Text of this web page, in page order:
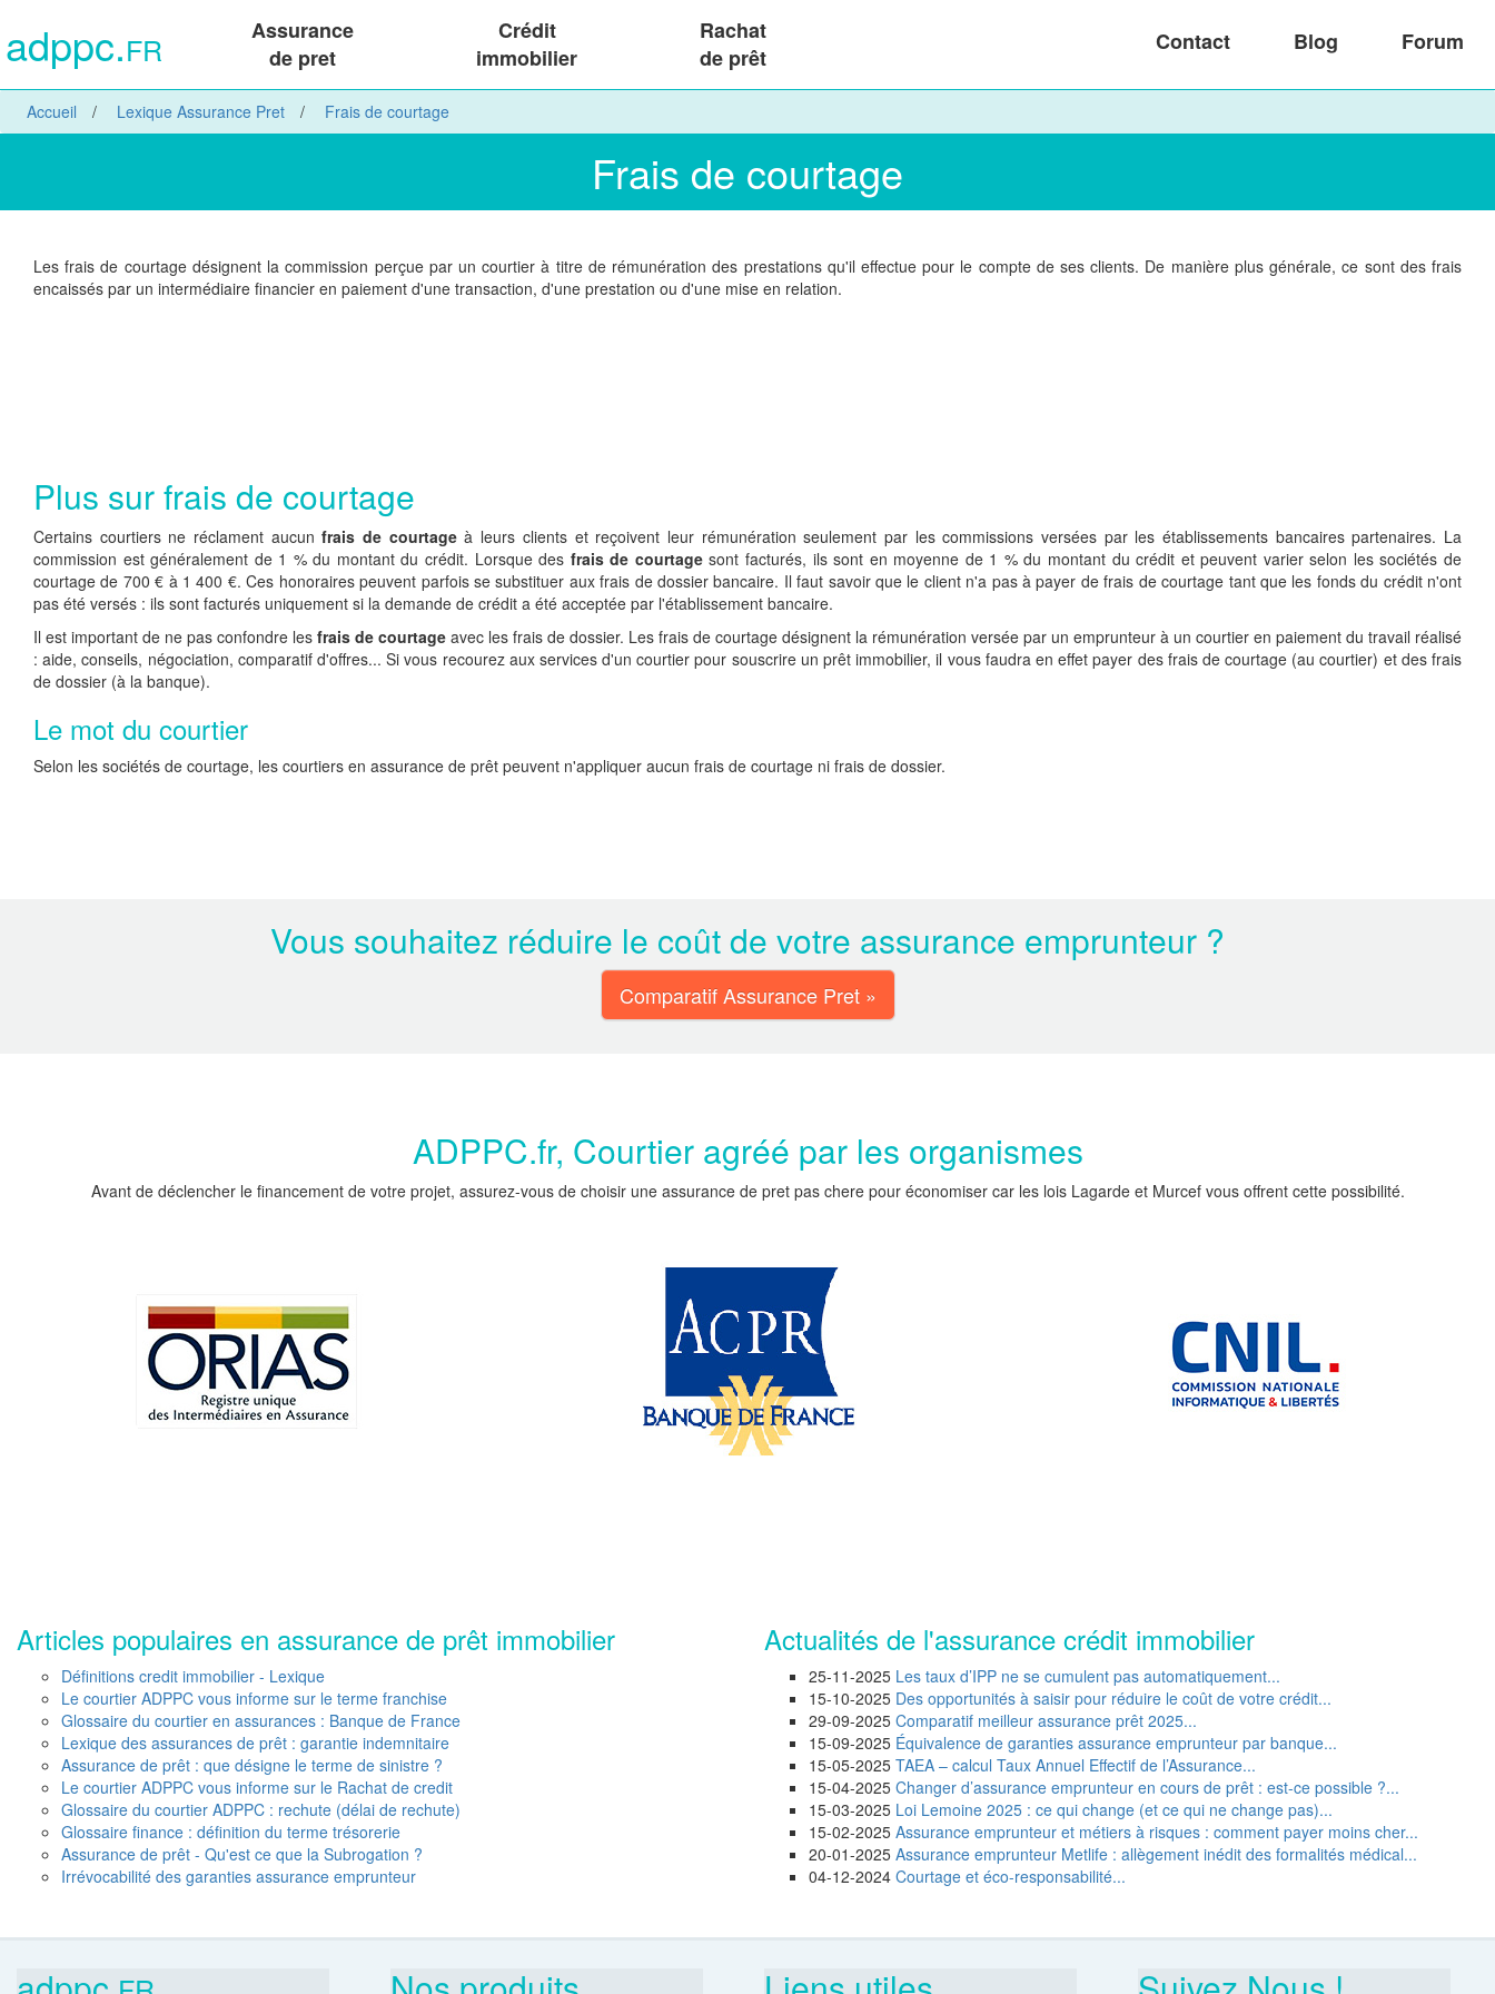
adppc.FR
Assurance
de pret
Crédit
immobilier
Rachat
de prêt
Contact Blog Forum
Accueil Lexique Assurance Pret Frais de courtage
Frais de courtage
Les frais de courtage désignent la commission perçue par un courtier à titre de rémunération des prestations qu'il effectue pour le compte de ses clients. De manière plus générale, ce sont des frais
encaissés par un intermédiaire financier en paiement d'une transaction, d'une prestation ou d'une mise en relation.
Plus sur frais de courtage
Certains courtiers ne réclament aucunfrais de courtageà leurs clients et reçoivent leur rémunération seulement par les commissions versées par les établissements bancaires partenaires. La
commission est généralement de 1 % du montant du crédit. Lorsque des frais de courtagesont facturés, ils sont en moyenne de 1 % du montant du crédit et peuvent varier selon les sociétés de
courtage de 700 € à 1 400 €. Ces honoraires peuvent parfois se substituer aux frais de dossier bancaire. Il faut savoir que le client n'a pas à payer de frais de courtage tant que les fonds du crédit n'ont
pas été versés : ils sont facturés uniquement si la demande de crédit a été acceptée par l'établissement bancaire.
Il est important de ne pas confondre les frais de courtage avec les frais de dossier. Les frais de courtage désignent la rémunération versée par un emprunteur à un courtier en paiement du travail réalisé
: aide, conseils, négociation, comparatif d'offres... Si vous recourez aux services d'un courtier pour souscrire un prêt immobilier, il vous faudra en effet payer des frais de courtage (au courtier) et des frais
de dossier (à la banque).
Le mot du courtier
Selon les sociétés de courtage, les courtiers en assurance de prêt peuvent n'appliquer aucun frais de courtage ni frais de dossier.
Vous souhaitez réduire le coût de votre assurance emprunteur ?
Comparatif Assurance Pret »
ADPPC.fr, Courtier agréé par les organismes
Avant de déclencher le financement de votre projet, assurez-vous de choisir une assurance de pret pas chere pour économiser car les lois Lagarde et Murcef vous offrent cette possibilité.
Articles populaires en assurance de prêt immobilier
Définitions credit immobilier - Lexique
Le courtier ADPPC vous informe sur le terme franchise
Glossaire du courtier en assurances : Banque de France
Lexique des assurances de prêt : garantie indemnitaire
Assurance de prêt : que désigne le terme de sinistre ?
Le courtier ADPPC vous informe sur le Rachat de credit
Glossaire du courtier ADPPC : rechute (délai de rechute)
Glossaire finance : définition du terme trésorerie
Assurance de prêt - Qu'est ce que la Subrogation ?
Irrévocabilité des garanties assurance emprunteur
Actualités de l'assurance crédit immobilier
25-11-2025 Les taux d’IPP ne se cumulent pas automatiquement...
15-10-2025 Des opportunités à saisir pour réduire le coût de votre crédit...
29-09-2025 Comparatif meilleur assurance prêt 2025...
15-09-2025 Équivalence de garanties assurance emprunteur par banque...
15-05-2025 TAEA – calcul Taux Annuel Effectif de l’Assurance...
15-04-2025 Changer d’assurance emprunteur en cours de prêt : est-ce possible ?...
15-03-2025 Loi Lemoine 2025 : ce qui change (et ce qui ne change pas)...
15-02-2025 Assurance emprunteur et métiers à risques : comment payer moins cher...
20-01-2025 Assurance emprunteur Metlife : allègement inédit des formalités médical...
04-12-2024 Courtage et éco-responsabilité...